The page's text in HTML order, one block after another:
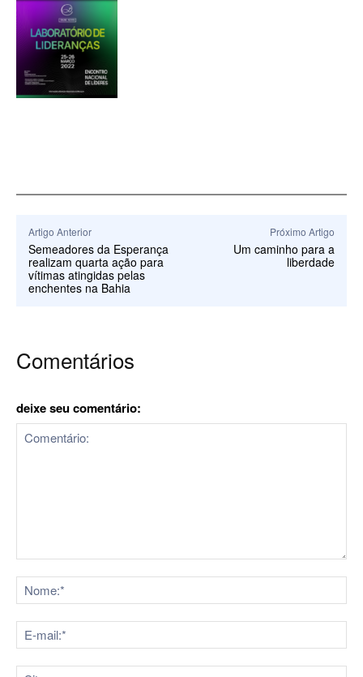
Artigo Anterior
Semeadores da Esperança
realizam quarta ação para
vítimas atingidas pelas
enchentes na Bahia
Próximo Artigo
Um caminho para a
liberdade
Comentários
deixe seu comentário: